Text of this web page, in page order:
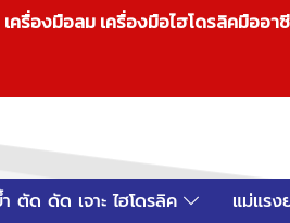
รื่องมือลม เครื่องมือไฮโดรลิคมือ
ตัด ดัด เจาะ ไฮโดรลิค แม่แรง